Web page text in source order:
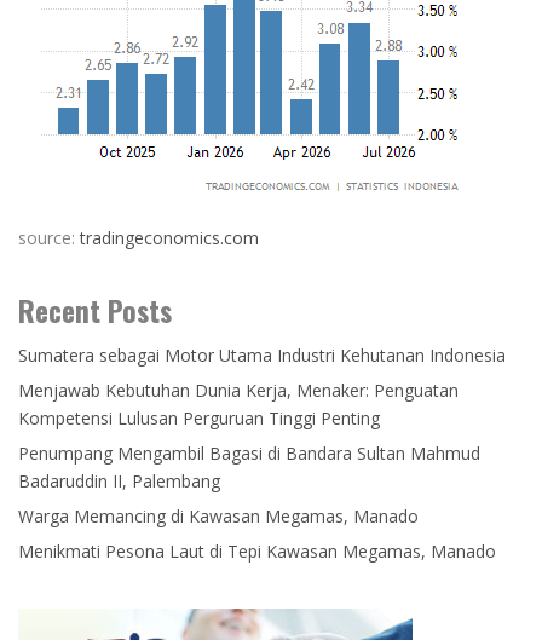
source:tradingeconomics.com
Recent Posts
Sumatera sebagai Motor Utama Industri Kehutanan Indonesia
Menjawab Kebutuhan Dunia Kerja, Menaker: Penguatan
Kompetensi Lulusan Perguruan Tinggi Penting
Penumpang Mengambil Bagasi di Bandara Sultan Mahmud
Badaruddin II, Palembang
Warga Memancing di Kawasan Megamas, Manado
Menikmati Pesona Laut di Tepi Kawasan Megamas, Manado